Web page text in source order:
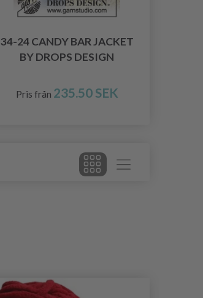
34-24 CANDY BAR JACKET
BY DROPS DESIGN
Pris från 235.50 SEK